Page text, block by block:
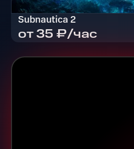
Subnautica 2
от 35 ₽/час